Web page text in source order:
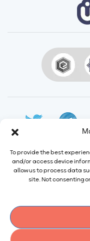
To provide the best
and/or access device
allow us to process data
site. Not consenting
صفادشت بلوار اردیبهشت،